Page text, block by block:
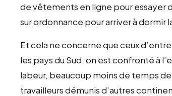
de vêtements en ligne pour essayer
sur ordonnance pour arriver à dormir
Et cela ne concerne que ceux
les pays du Sud, on est confronté à
labeur, beaucoup moins de temps
travailleurs démunis d’autres